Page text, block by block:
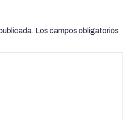
Los campos obligatorios